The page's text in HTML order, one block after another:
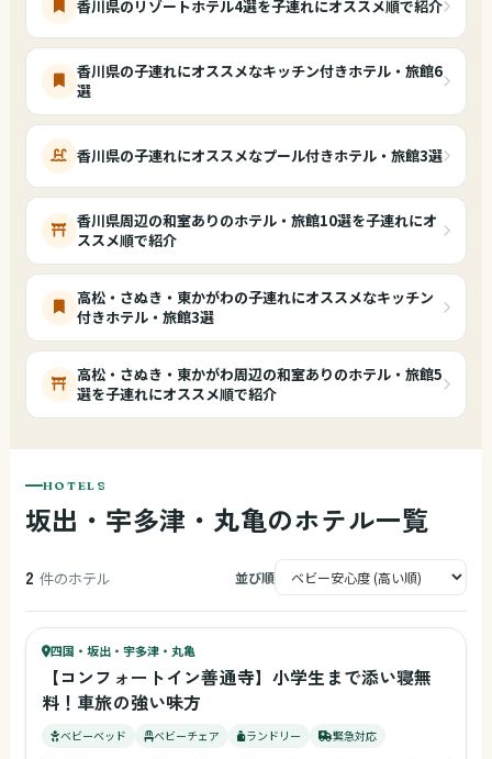
香川県のリゾートホテル4選を子連れにオススメ順で紹介
香川県の子連れにオススメなキッチン付きホテル・旅館6
選
香川県の子連れにオススメなプール付きホテル・旅館3選
香川県周辺の和室ありのホテル・旅館10選を子連れにオ
ススメ順で紹介
高松・さぬき・東かがわの子連れにオススメなキッチン
付きホテル・旅館3選
高松・さぬき・東かがわ周辺の和室ありのホテル・旅館5
選を子連れにオススメ順で紹介
HOTELS
坂出・宇多津・丸亀のホテル一覧
2 件のホテル 並び順
48ベビー
四国・坂出・宇多津・丸亀
【コンフォートイン善通寺】小学生まで添い寝無
料！車旅の強い味方
ベビーベッド ベビーチェア ランドリー 緊急対応